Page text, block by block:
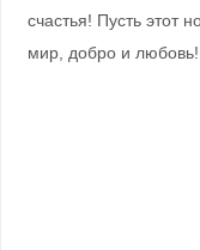
счастья! Пусть этот
мир, добро и любовь!